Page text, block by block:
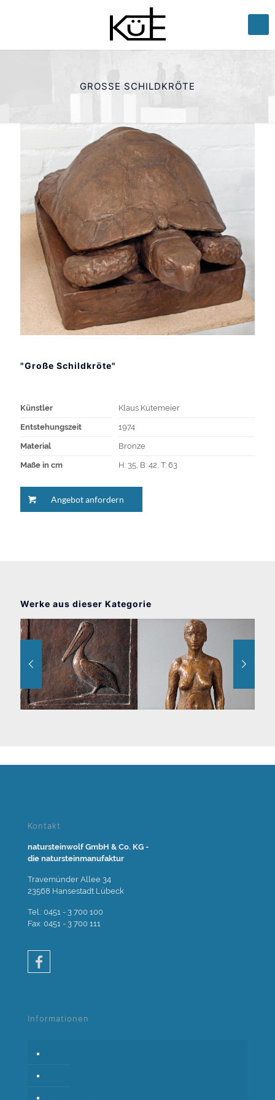
GROSSE SCHILDKRÖTE
"Große Schildkröte"
Künstler Klaus Kütemeier
Entstehungszeit 1974
Material Bronze
Maße in cm H: 35, B: 42, T: 63
Angebot anfordern
Werke aus dieser Kategorie
Kontakt
natursteinwolf GmbH & Co. KG -
die natursteinmanufaktur
Travemünder Allee 34
23568 Hansestadt Lübeck
Tel.: 0451 - 3 700 100
Fax: 0451 - 3 700 111
Informationen